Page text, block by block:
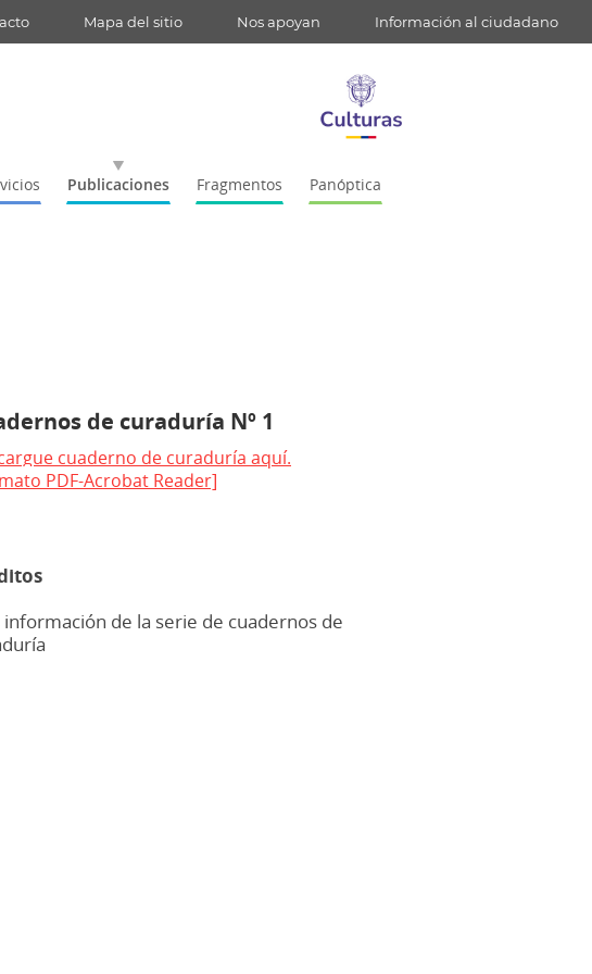
Mapa del sitio Nos apoyan Información al ciudadano
Publicaciones Fragmentos Panóptica
de curaduría Nº 1
cuaderno de curaduría aquí.
PDF-Acrobat Reader]
información de la serie de cuadernos de